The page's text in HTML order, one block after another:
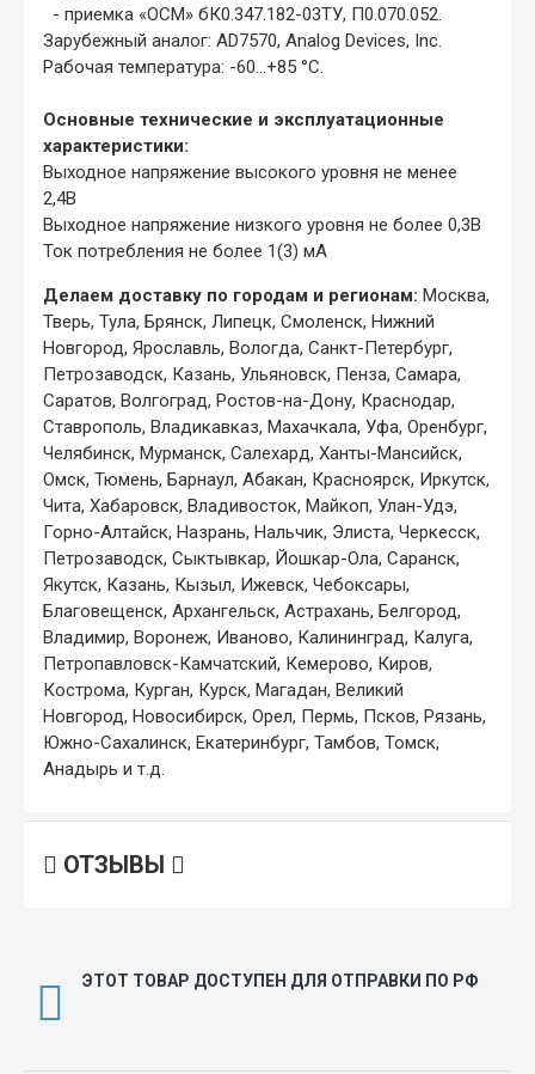
- приемка «ОСМ» бК0.347.182-03ТУ, П0.070.052.
Зарубежный аналог: AD7570, Analog Devices, Inc.
Рабочая температура: -60...+85 °С.
Основные технические и эксплуатационные
характеристики:
Выходное напряжение высокого уровня не менее
2,4В
Выходное напряжение низкого уровня не более 0,3В
Ток потребления не более 1(3) мА
Делаем доставку по городам и регионам: Москва,
Тверь, Тула, Брянск, Липецк, Смоленск, Нижний
Новгород, Ярославль, Вологда, Санкт-Петербург,
Петрозаводск, Казань, Ульяновск, Пенза, Самара,
Саратов, Волгоград, Ростов-на-Дону, Краснодар,
Ставрополь, Владикавказ, Махачкала, Уфа, Оренбург,
Челябинск, Мурманск, Салехард, Ханты-Мансийск,
Омск, Тюмень, Барнаул, Абакан, Красноярск, Иркутск,
Чита, Хабаровск, Владивосток, Майкоп, Улан-Удэ,
Горно-Алтайск, Назрань, Нальчик, Элиста, Черкесск,
Петрозаводск, Сыктывкар, Йошкар-Ола, Саранск,
Якутск, Казань, Кызыл, Ижевск, Чебоксары,
Благовещенск, Архангельск, Астрахань, Белгород,
Владимир, Воронеж, Иваново, Калининград, Калуга,
Петропавловск-Камчатский, Кемерово, Киров,
Кострома, Курган, Курск, Магадан, Великий
Новгород, Новосибирск, Орел, Пермь, Псков, Рязань,
Южно-Сахалинск, Екатеринбург, Тамбов, Томск,
Анадырь и т.д.
ОТЗЫВЫ
ЭТОТ ТОВАР ДОСТУПЕН ДЛЯ ОТПРАВКИ ПО РФ